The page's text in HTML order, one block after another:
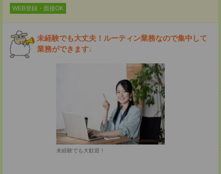
WEB登録・面接OK
未経験でも大丈夫！ルーティン業務なので集中して
業務ができます♩
未経験でも大歓迎！